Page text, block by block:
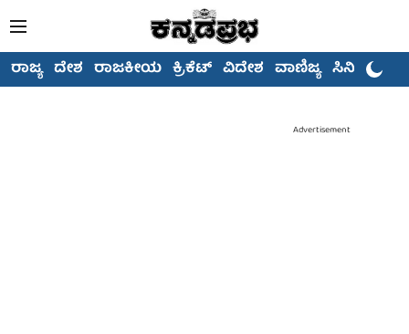
ರಾಜ್ಯ ದೇಶ ರಾಜಕೀಯ ಕ್ರಿಕೆಟ್ ವಿದೇಶ ವಾಣಿಜ್ಯ ಸಿನಿಮಾ
Advertisement